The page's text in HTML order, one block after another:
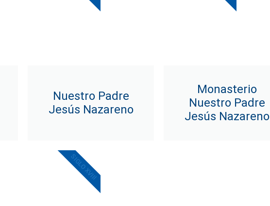
Nuestro Padre
Jesús Nazareno
Monasterio
Nuestro Padre
Jesús Nazareno
SIGLO XVIII